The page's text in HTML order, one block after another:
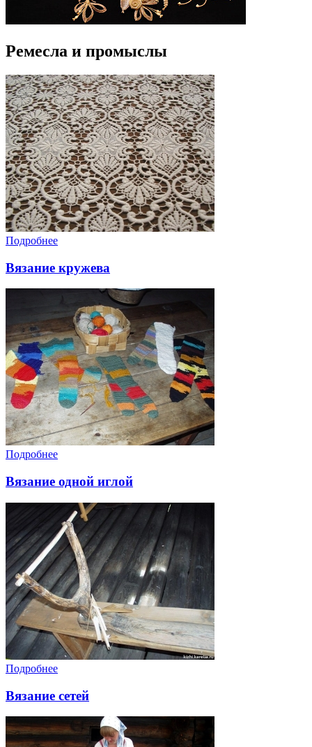
Ремесла и промыслы
Подробнее
Вязание кружева
Подробнее
Вязание одной иглой
Подробнее
Вязание сетей